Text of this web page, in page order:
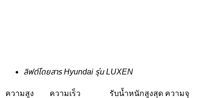
ลิฟต์โดยสาร Hyundai รุ่น LUXEN
ความสูง ความเร็ว รับน้ำหนักสูงสุด ความจุ